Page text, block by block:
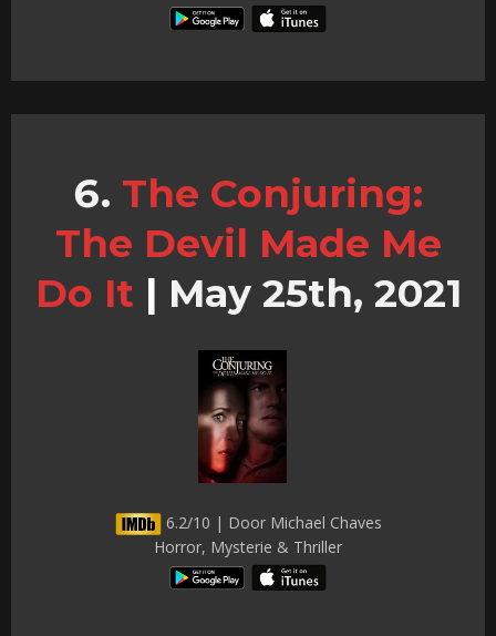
The Conjuring:
The Devil Made Me
Do It | May 25th, 2021
6.2/10 | Door Michael Chaves
Horror, Mysterie & Thriller